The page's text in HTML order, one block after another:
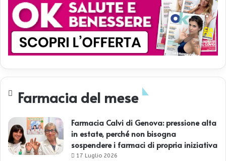
Farmacia del mese
Farmacia Calvi di Genova: pressione alta
in estate, perché non bisogna
sospendere i farmaci di propria iniziativa
17 Luglio 2026